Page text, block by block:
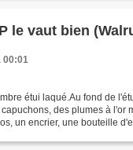
le vaut bien
00:01
étui laqué.Au fond de
des plumes à l'or
un encrier, une bouteille